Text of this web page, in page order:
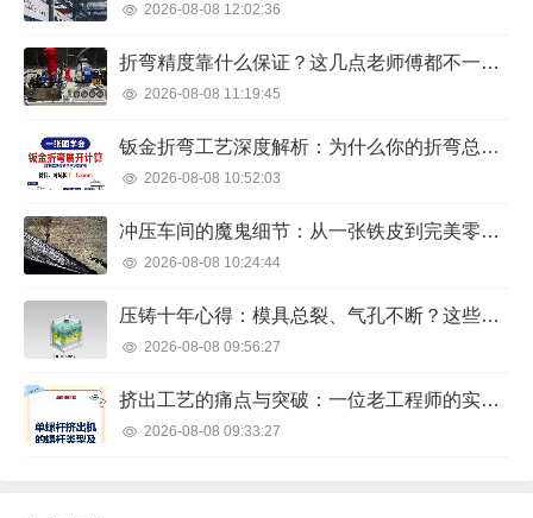
2026-08-08 12:02:36
折弯精度靠什么保证？这几点老师傅都不一定全知道
2026-08-08 11:19:45
钣金折弯工艺深度解析：为什么你的折弯总是差那么一点点？
2026-08-08 10:52:03
冲压车间的魔鬼细节：从一张铁皮到完美零件的博弈
2026-08-08 10:24:44
压铸十年心得：模具总裂、气孔不断？这些细节没人会告诉你
2026-08-08 09:56:27
挤出工艺的痛点与突破：一位老工程师的实战笔记
2026-08-08 09:33:27